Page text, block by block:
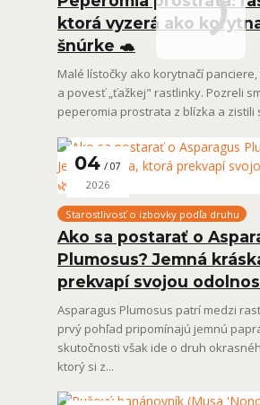
ktorá vyzerá ako
šnúrke 🐢
Malé lístočky ako korytnačí
a povesť „ťažkej" rastlinky. Pozreli
peperomia prostrata z blízka a zistili
04 07
2026
Starostlivosť o izbovky podľa druhu
Ako sa postarať o
Plumosus? Jemná
prekvapí svojou
Asparagus Plumosus patrí medzi
prvý pohľad pripomínajú jemnú
skutočnosti však ide o druh
ktorý si z...